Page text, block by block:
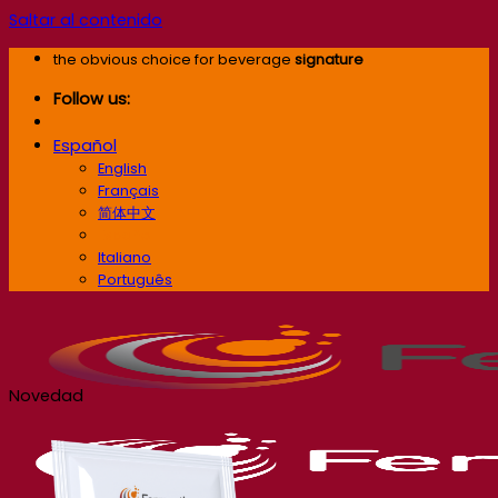
Saltar al contenido
the obvious choice for beverage signature
Follow us:
Español
English
Français
简体中文
Italiano
Português
Novedad